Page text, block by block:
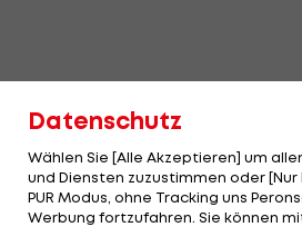
Datenschutz
Wählen Sie [Alle Akzeptieren] um
und Diensten zuzustimmen oder [Nur
PUR Modus, ohne Tracking uns
Werbung fortzufahren. Sie können